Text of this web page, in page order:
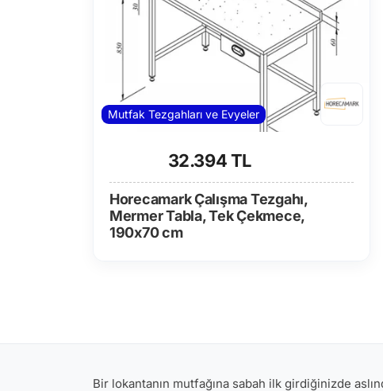
Mutfak Tezgahları ve Evyeler
32.394 TL
Horecamark Çalışma Tezgahı,
Mermer Tabla, Tek Çekmece,
190x70 cm
Bir lokantanın mutfağına sabah ilk girdiğinizde